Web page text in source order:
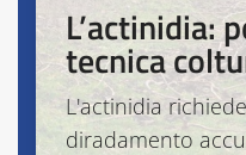
L’actinidia:
tecnica
L'actinidia
diradamento